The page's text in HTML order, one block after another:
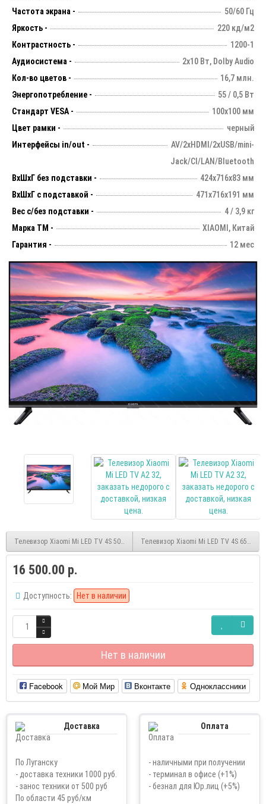
Частота экрана -
50/60 Гц
Яркость -
220 кд/м2
Контрастность -
1200-1
Аудиосистема -
2х10 Вт, Dolby Audio
Кол-во цветов -
16,7 млн.
Энергопотребление -
55 / 0,5 Вт
Стандарт VESA -
100х100 мм
Цвет рамки -
черный
Интерфейсы in/out -
AV/2xHDMI/2xUSB/mini-
Jack/CI/LAN/Bluetooth
ВхШхГ без подставки -
424х716х83 мм
ВхШхГ с подставкой -
471x716x191 мм
Вес с/без подставки -
4 / 3,9 кг
Марка ТМ -
XIAOMI, Китай
Гарантия -
12 мес
Телевизор Xiaomi Mi LED TV 4S 50 smart UHD 4KТелевизор Xiaomi Mi LED TV 4S 65 smart
16 500.00 р.
Доступность: Нет в наличии
Нет в наличии
Facebook Мой Мир Вконтакте Одноклассники
Доставка
По Луганску
- доставка техники 1000 руб.
- занос техники от 500 руб
По области 45 руб/км
Оплата
- наличными при получении
- терминал в офисе (+1%)
- безнал для Юр.лиц (+5%)